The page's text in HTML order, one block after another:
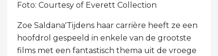
Foto: Courtesy of Everett Collection
Zoe Saldana'Tijdens haar carrière heeft ze een
hoofdrol gespeeld in enkele van de grootste
films met een fantastisch thema uit de vroege